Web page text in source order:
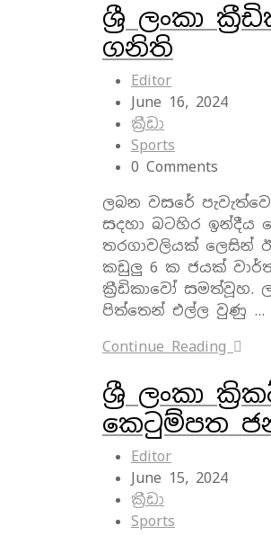
ශ්‍රී ලංකා
ගනිති
Editor
June 16, 2024
ක්‍රීඩා
Sports
0 Comments
ලබන වසරේ
සදහා බටහිර ඉන්දීය
තරගාවලියක් ලෙසින්
කඩුලු 6 ක ජයක්
ක්‍රීඩිකාවෝ සමත්වූහ.
පිත්තෙන් එල්ල වුණු …
Continue Reading
ශ්‍රී ලංකා
කෙටුම්පත
Editor
June 15, 2024
ක්‍රීඩා
Sports